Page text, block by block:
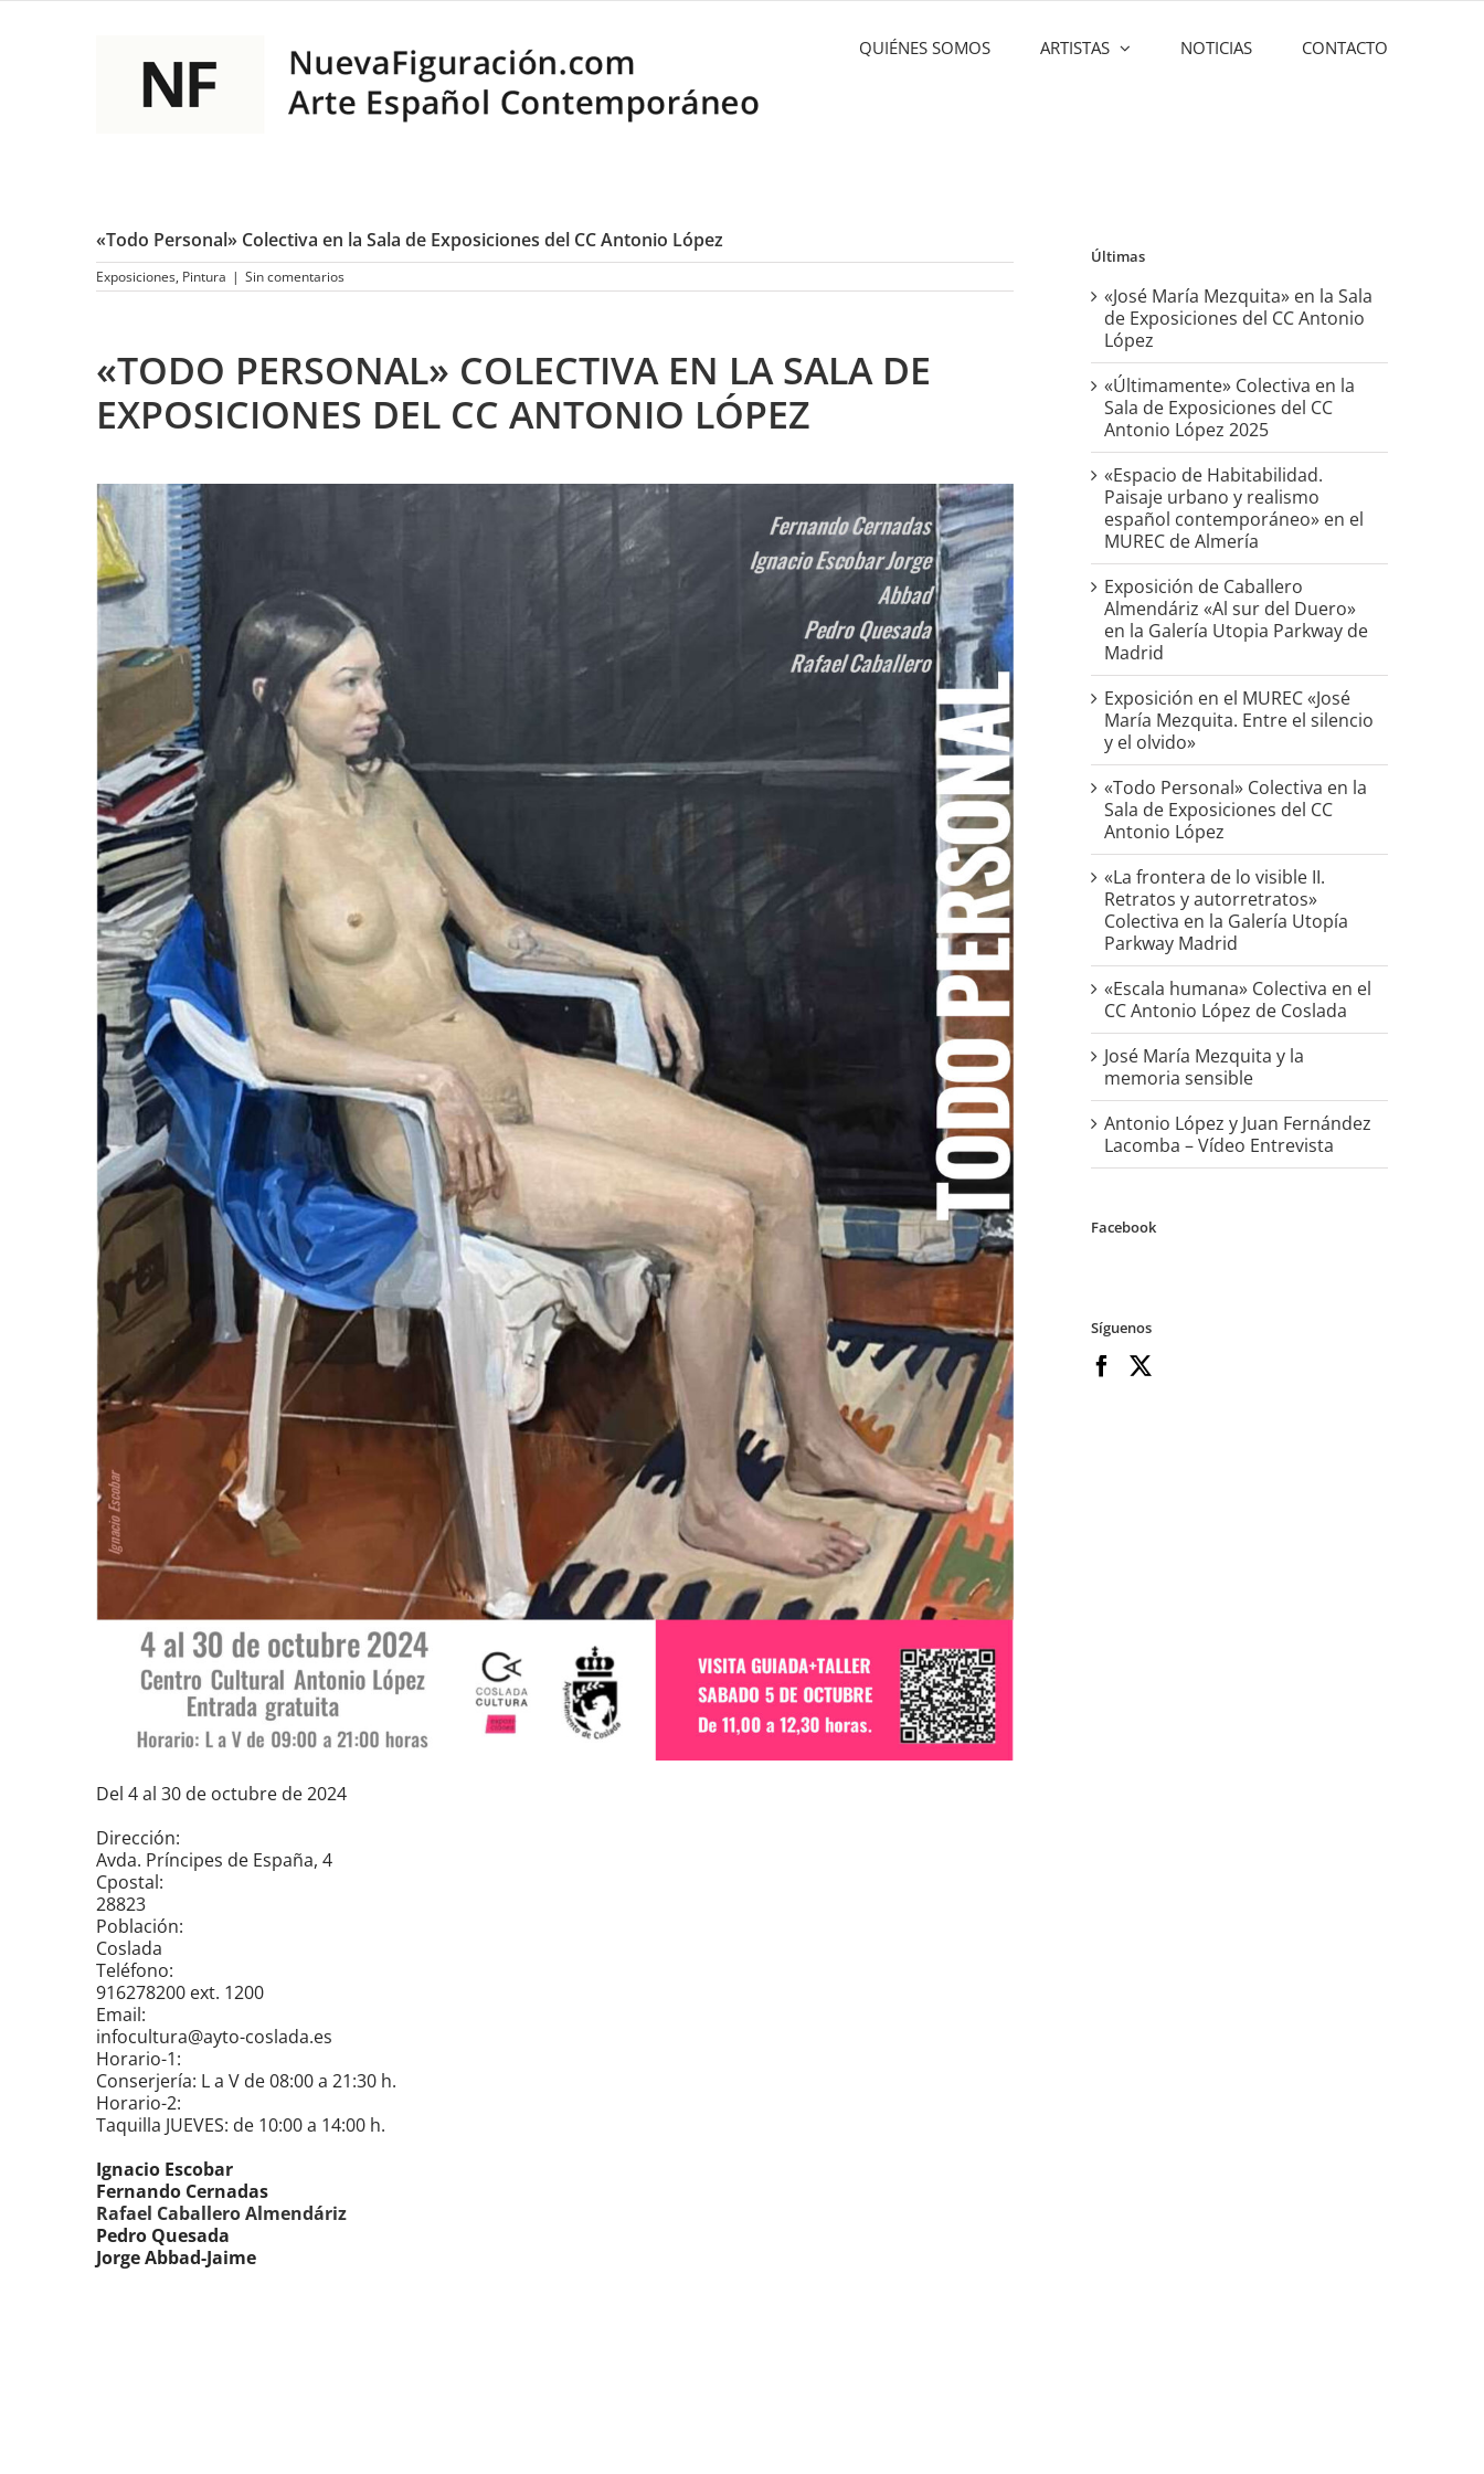
QUIÉNES SOMOS ARTISTAS NOTICIAS CONTACTO
«Todo Personal» Colectiva en la Sala de Exposiciones del CC Antonio López
Exposiciones, Pintura | Sin comentarios
«TODO PERSONAL» COLECTIVA EN LA SALA DE
EXPOSICIONES DEL CC ANTONIO LÓPEZ
Del 4 al 30 de octubre de 2024
Dirección:
Avda. Príncipes de España, 4
Cpostal:
28823
Población:
Coslada
Teléfono:
916278200 ext. 1200
Email:
infocultura@ayto-coslada.es
Horario-1:
Conserjería: L a V de 08:00 a 21:30 h.
Horario-2:
Taquilla JUEVES: de 10:00 a 14:00 h.
Ignacio Escobar
Fernando Cernadas
Rafael Caballero Almendáriz
Pedro Quesada
Jorge Abbad-Jaime
Últimas
«José María Mezquita» en la Sala
de Exposiciones del CC Antonio
López
«Últimamente» Colectiva en la
Sala de Exposiciones del CC
Antonio López 2025
«Espacio de Habitabilidad.
Paisaje urbano y realismo
español contemporáneo» en el
MUREC de Almería
Exposición de Caballero
Almendáriz «Al sur del Duero»
en la Galería Utopia Parkway de
Madrid
Exposición en el MUREC «José
María Mezquita. Entre el silencio
y el olvido»
«Todo Personal» Colectiva en la
Sala de Exposiciones del CC
Antonio López
«La frontera de lo visible II.
Retratos y autorretratos»
Colectiva en la Galería Utopía
Parkway Madrid
«Escala humana» Colectiva en el
CC Antonio López de Coslada
José María Mezquita y la
memoria sensible
Antonio López y Juan Fernández
Lacomba – Vídeo Entrevista
Facebook
Síguenos